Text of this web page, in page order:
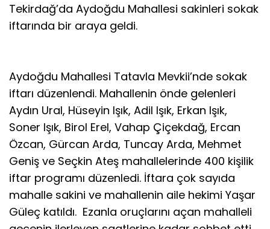
Tekirdağ’da Aydoğdu Mahallesi sakinleri sokak
iftarında bir araya geldi.
Aydoğdu Mahallesi Tatavla Mevkii’nde sokak
iftarı düzenlendi. Mahallenin önde gelenleri
Aydın Ural, Hüseyin Işık, Adil Işık, Erkan Işık,
Soner Işık, Birol Erel, Vahap Çiçekdağ, Ercan
Özcan, Gürcan Arda, Tuncay Arda, Mehmet
Geniş ve Seçkin Ateş mahallelerinde 400 kişilik
iftar programı düzenledi. İftara çok sayıda
mahalle sakini ve mahallenin aile hekimi Yaşar
Güleç katıldı. Ezanla oruçlarını açan mahalleli